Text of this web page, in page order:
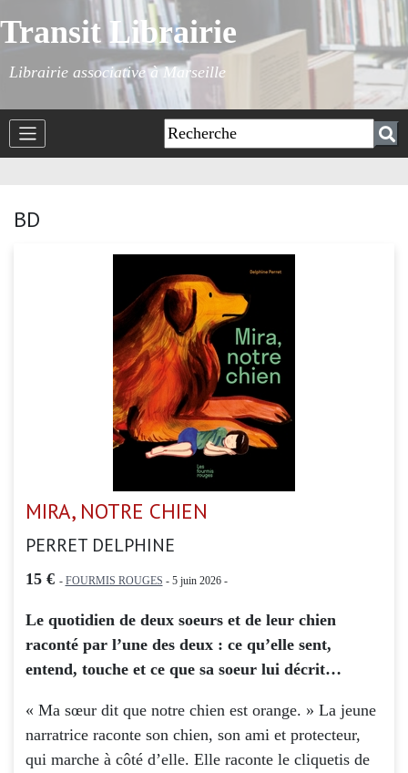
Transit Librairie
Librairie associative à Marseille
BD
MIRA, NOTRE CHIEN
PERRET DELPHINE
15 € - FOURMIS ROUGES - 5 juin 2026 -
Le quotidien de deux soeurs et de leur chien
raconté par l’une des deux : ce qu’elle sent,
entend, touche et ce que sa soeur lui décrit…
« Ma sœur dit que notre chien est orange. » La jeune
narratrice raconte son chien, son ami et protecteur,
qui marche à côté d’elle. Elle raconte le cliquetis de